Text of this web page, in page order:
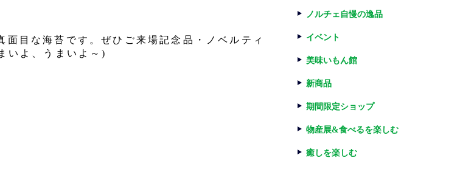
目な海苔です。ぜひご来場記念品・ノベルティ
いよ、うまいよ～)
ノルチェ自慢の逸品
イベント
美味いもん館
新商品
期間限定ショップ
物産展&食べるを楽しむ
癒しを楽しむ